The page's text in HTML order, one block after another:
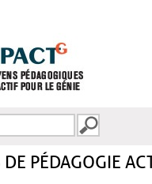
PÉDAGOGIE